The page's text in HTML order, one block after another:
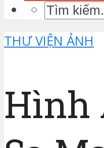
THƯ VIỆN ẢNH
Hình